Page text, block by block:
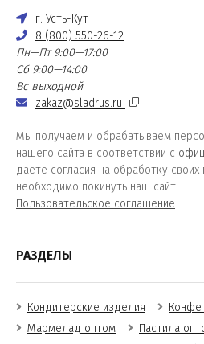
г. Усть-Кут
8 (800) 550-26-12
Пн—Пт 9:00—17:00
Сб 9:00—14:00
Вс выходной
zakaz@sladrus.ru
Мы получаем и обрабатываем
нашего сайта в соответствии с
даете согласия на обработку
необходимо покинуть наш сайт.
Пользовательское соглашение
РАЗДЕЛЫ
Кондитерские изделия
Мармелад оптом
Пастила